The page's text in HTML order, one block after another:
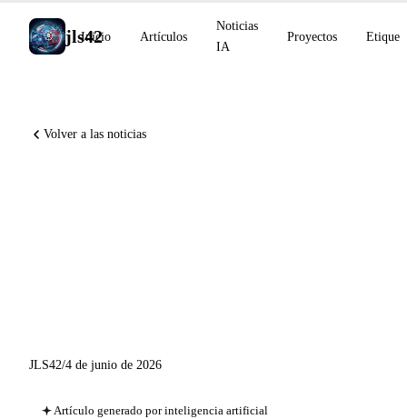
jls42
Inicio Artículos
Noticias
IA
Proyectos
Volver a las noticias
JLS42/4 de junio de 2026
Artículo generado por inteligencia artificial